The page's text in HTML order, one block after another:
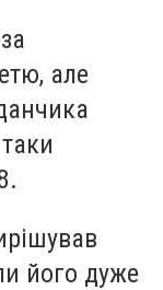
але
його дуже